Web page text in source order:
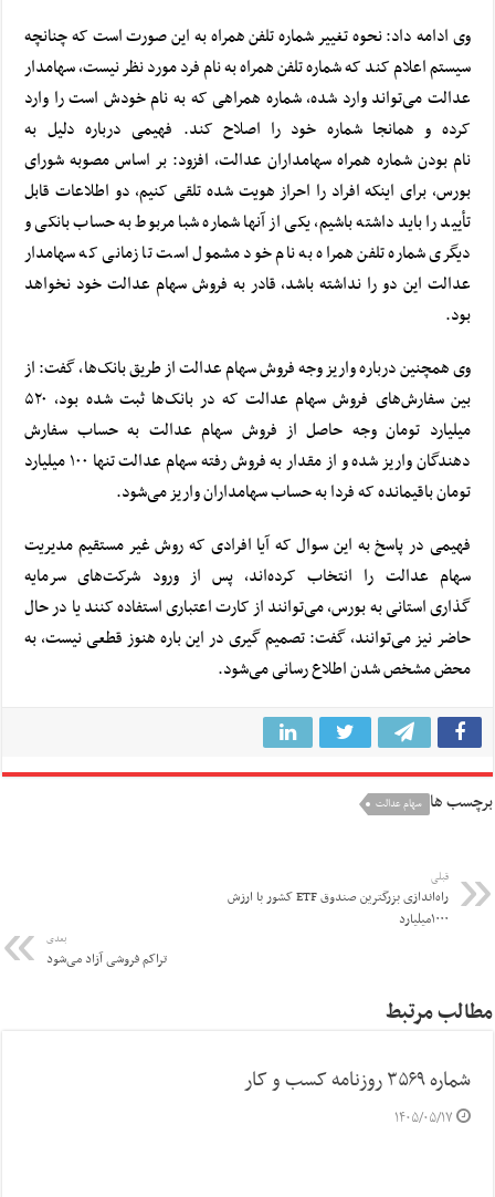
وی ادامه داد: نحوه تغییر شماره تلفن همراه به این صورت است که چنانچه
سیستم اعلام کند که شماره تلفن همراه به نام فرد مورد نظر نیست، سهامدار
عدالت می‌تواند وارد شده، شماره همراهی که به نام خودش است را وارد
کرده و همانجا شماره خود را اصلاح کند. فهیمی درباره دلیل به
نام بودن شماره همراه سهامداران عدالت، افزود: بر اساس مصوبه شورای
بورس، برای اینکه افراد را احراز هویت شده تلقی کنیم، دو اطلاعات قابل
تأیید را باید داشته باشیم، یکی از آنها شماره شبا مربوط به حساب بانکی و
دیگری شماره تلفن همراه به نام خود مشمول است تا زمانی که سهامدار
عدالت این دو را نداشته باشد، قادر به فروش سهام عدالت خود نخواهد
بود.
وی همچنین درباره واریز وجه فروش سهام عدالت از طریق بانک‌ها، گفت: از
بین سفارش‌های فروش سهام عدالت که در بانک‌ها ثبت شده بود، ۵۲۰
میلیارد تومان وجه حاصل از فروش سهام عدالت به حساب سفارش
دهندگان واریز شده و از مقدار به فروش رفته سهام عدالت تنها ۱۰۰ میلیارد
تومان باقیمانده که فردا به حساب سهامداران واریز می‌شود.
فهیمی در پاسخ به این سوال که آیا افرادی که روش غیر مستقیم مدیریت
سهام عدالت را انتخاب کرده‌اند، پس از ورود شرکت‌های سرمایه
گذاری استانی به بورس، می‌توانند از کارت اعتباری استفاده کنند یا در حال
حاضر نیز می‌توانند، گفت: تصمیم گیری در این باره هنوز قطعی نیست، به
محض مشخص شدن اطلاع رسانی می‌شود.
برچسب ها سهام عدالت
قبلی
راه‌اندازی بزرگترین صندوق ETF کشور با ارزش
۱۰۰۰میلیارد
بعدی
تراکم فروشی آزاد می‌شود
مطالب مرتبط
شماره ۳۵۶۹ روزنامه کسب و کار
۱۴۰۵/۰۵/۱۷